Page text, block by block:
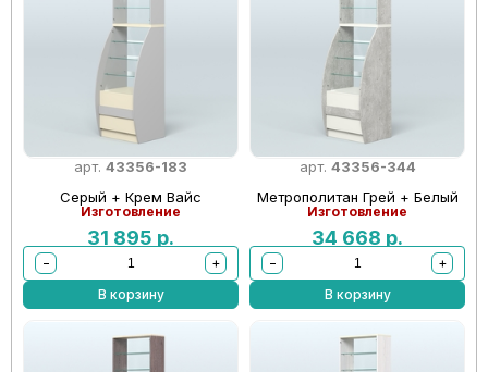
арт. 43356-183
Серый + Крем Вайс
Изготовление
31 895 р.
−
+
В корзину
арт. 43356-344
Метрополитан Грей + Белый
Изготовление
34 668 р.
−
+
В корзину